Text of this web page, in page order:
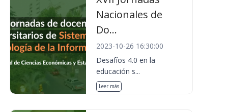
Nacionales de
Do...
2023-10-26 16:30:00
Desafíos 4.0 en la
educación s...
Leer más